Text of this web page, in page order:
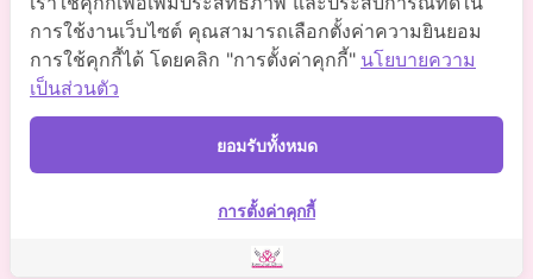
Somchaiclinic คลินิกแพทย์สมชาย
Somchaiclinic
2021 Somchai Clinic. All Rights Reserved. Powered by
การใช้งานเว็บไซต์ คุณสามารถเลือกตั้งค่าความยินยอม
การใช้คุกกี้ได้ โดยคลิก "การตั้งค่าคุกกี้" นโยบายความ
เป็นส่วนตัว
ยอมรับทั้งหมด
การตั้งค่าคุกกี้